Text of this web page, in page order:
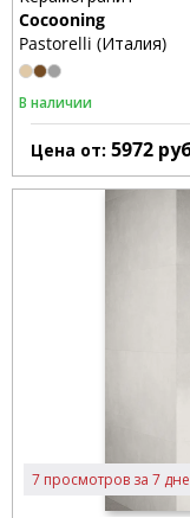
Cocooning
Pastorelli (Италия)
В наличии
Цена от: 5972
7 просмотров за 7